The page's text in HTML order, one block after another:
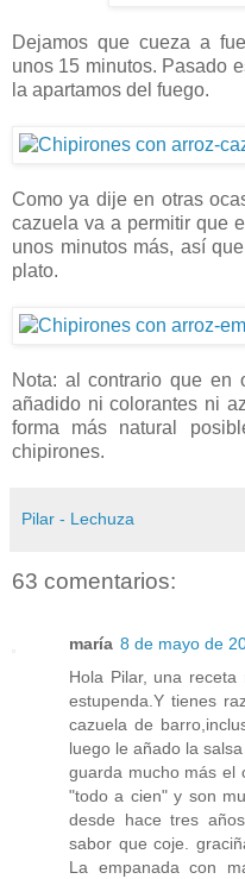
Dejamos que cueza a
unos 15 minutos. Pasado
la apartamos del fuego.
Como ya dije en otras
cazuela va a permitir que
unos minutos más, así
plato.
Nota: al contrario que en
añadido ni colorantes ni
forma más natural
chipirones.
Pilar - Lechuza
63 comentarios:
maría 8 de mayo de
Hola Pilar, una
estupenda.Y tienes
cazuela de
luego le añado la
guarda mucho más el
"todo a cien" y son
desde hace tres
sabor que coje.
La empanada con